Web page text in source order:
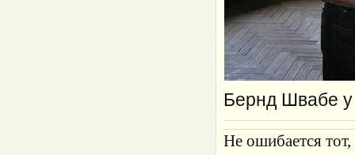
Бернд Швабе у
Не ошибается тот,